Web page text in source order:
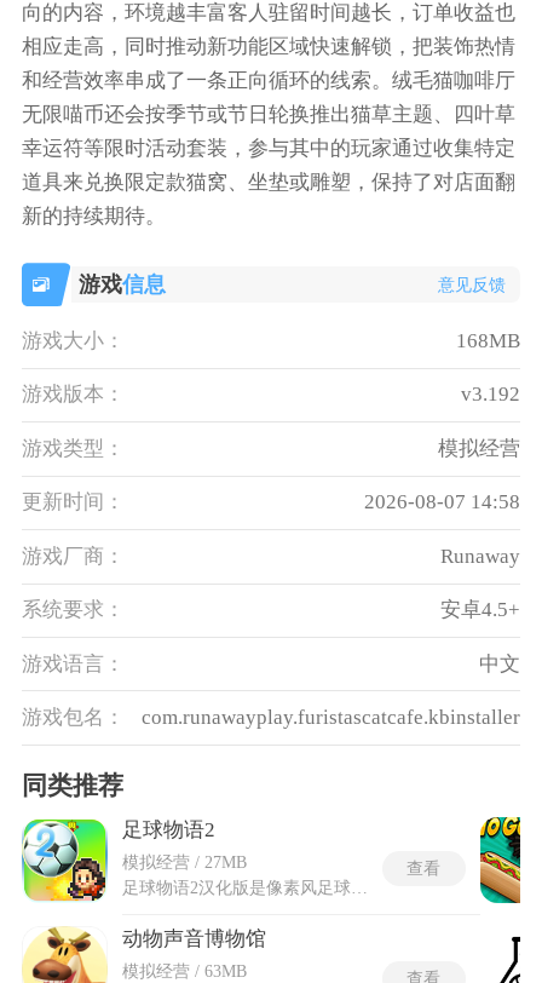
向的内容，环境越丰富客人驻留时间越长，订单收益也
相应走高，同时推动新功能区域快速解锁，把装饰热情
和经营效率串成了一条正向循环的线索。绒毛猫咖啡厅
无限喵币还会按季节或节日轮换推出猫草主题、四叶草
幸运符等限时活动套装，参与其中的玩家通过收集特定
道具来兑换限定款猫窝、坐垫或雕塑，保持了对店面翻
新的持续期待。
游戏信息 意见反馈
游戏大小： 168MB
游戏版本： v3.192
游戏类型： 模拟经营
更新时间： 2026-08-07 14:58
游戏厂商： Runaway
系统要求： 安卓4.5+
游戏语言： 中文
游戏包名： com.runawayplay.furistascatcafe.kbinstaller
同类推荐
足球物语2
模拟经营 / 27MB
查看
动物声音博物馆
模拟经营 / 63MB
查看